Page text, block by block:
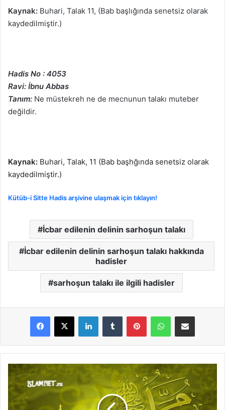
Kaynak: Buhari, Talak 11, (Bab başlığında senetsiz olarak
kaydedilmiştir.)
Hadis No : 4053
Ravi: İbnu Abbas
Tanım: Ne müstekreh ne de mecnunun talakı muteber
değildir.
Kaynak: Buhari, Talak, 11 (Bab başhğında senetsiz olarak
kaydedilmiştir.)
Kütüb-i Sitte Hadis arşivine ulaşmak için tıklayın!
İcbar edilenin delinin sarhoşun talakı
İcbar edilenin delinin sarhoşun talakı hakkında
hadisler
sarhoşun talakı ile ilgili hadisler